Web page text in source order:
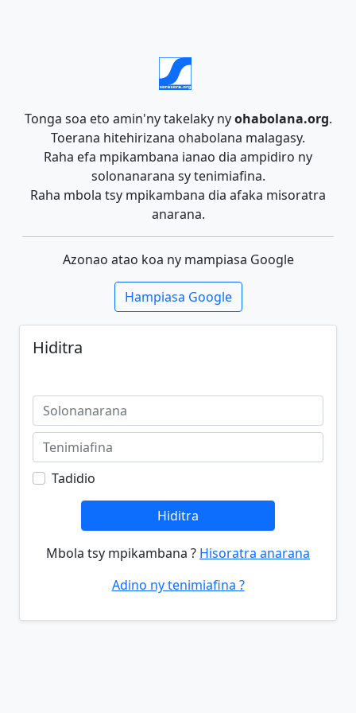
Tonga soa eto amin'ny takelaky nyohabolana.org.
Toerana hitehirizana ohabolana malagasy.
Raha efa mpikambana ianao dia ampidiro ny
solonanarana sy tenimiafina.
Raha mbola tsy mpikambana dia afaka misoratra
anarana.
Azonao atao koa ny mampiasa Google
Hampiasa Google
Hiditra
Tadidio
Hiditra
Mbola tsy mpikambana ? Hisoratra anarana
Adino ny tenimiafina ?